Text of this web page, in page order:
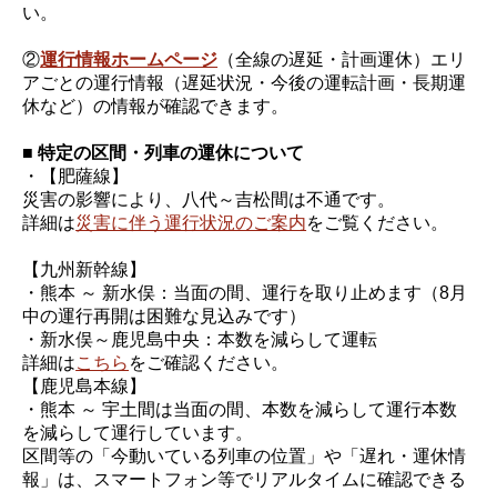
い。
②運行情報ホームページ （全線の遅延・計画運休）エリ
アごとの運行情報（遅延状況・今後の運転計画・長期運
休など）の情報が確認できます。
■ 特定の区間・列車の運休について
・【肥薩線】
災害の影響により、八代～吉松間は不通です。
詳細は災害に伴う運行状況のご案内をご覧ください。
【九州新幹線】
・熊本 ～ 新水俣：当面の間、運行を取り止めます（8月
中の運行再開は困難な見込みです）
・新水俣～鹿児島中央：本数を減らして運転
詳細はこちら をご確認ください。
【鹿児島本線】
・熊本 ～ 宇土間は当面の間、本数を減らして運行本数
を減らして運行しています。
区間等の「今動いている列車の位置」や「遅れ・運休情
報」は、スマートフォン等でリアルタイムに確認できる